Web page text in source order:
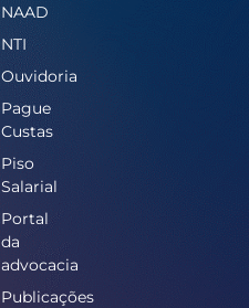
NAAD
NTI
Ouvidoria
Pague
Custas
Piso
Salarial
Portal
da
advocacia
Publicações